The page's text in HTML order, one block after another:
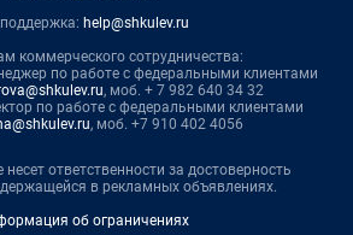
help@shkulev.ru
коммерческого сотрудничества:
по работе с федеральными клиентами
, моб. + 7 982 640 34 32
по работе с федеральными клиентами
, моб. +7 910 402 4056
несет ответственности за достоверность
в рекламных объявлениях.
об ограничениях